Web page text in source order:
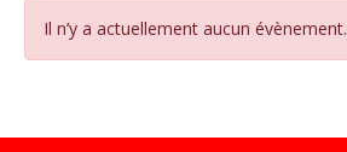
Il n’y a actuellement aucun évènement.